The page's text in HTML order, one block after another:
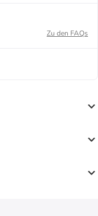
Zu den FAQs